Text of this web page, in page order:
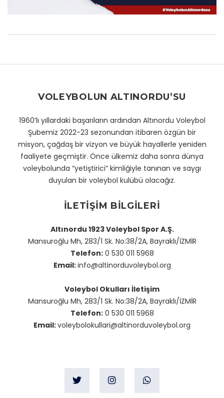
VOLEYBOLUN ALTINORDU’SU
1960’lı yıllardaki başarıların ardından Altınordu Voleybol
Şubemiz 2022-23 sezonundan itibaren özgün bir
misyon, çağdaş bir vizyon ve büyük hayallerle yeniden
faaliyete geçmiştir. Önce ülkemiz daha sonra dünya
voleybolunda “yetiştirici” kimliğiyle tanınan ve saygı
duyulan bir voleybol kulübü olacağız.
İLETIŞIM BILGILERI
Altınordu 1923 Voleybol Spor A.Ş.
Mansuroğlu Mh, 283/1 Sk. No:38/2A, Bayraklı/İZMİR
Telefon:0 530 011 5968
Email:info@altinorduvoleybol.org
Voleybol Okulları İletişim
Mansuroğlu Mh, 283/1 Sk. No:38/2A, Bayraklı/İZMİR
Telefon:0 530 011 5968
Email:voleybolokullari@altinorduvoleybol.org